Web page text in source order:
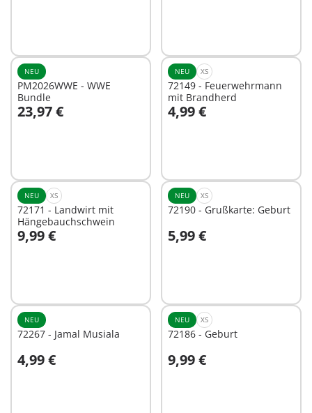
NEU
PM2026WWE - WWE
Bundle
23,97 €
In den Warenkorb
NEU XS
72149 - Feuerwehrmann
mit Brandherd
4,99 €
In den Warenkorb
NEU XS
72171 - Landwirt mit
Hängebauchschwein
9,99 €
In den Warenkorb
NEU XS
72190 - Grußkarte: Geburt
5,99 €
In den Warenkorb
NEU
72267 - Jamal Musiala
4,99 €
In den Warenkorb
NEU XS
72186 - Geburt
9,99 €
In den Warenkorb